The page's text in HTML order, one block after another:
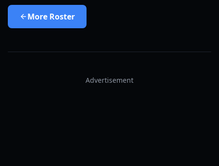
More Roster
Advertisement